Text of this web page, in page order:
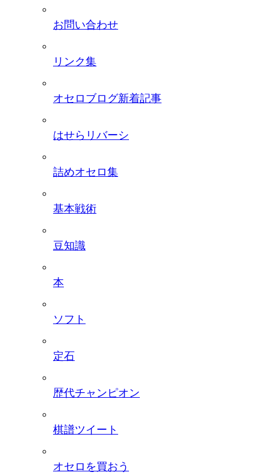
お問い合わせ
リンク集
オセロブログ新着記事
はせらリバーシ
詰めオセロ集
基本戦術
豆知識
本
ソフト
定石
歴代チャンピオン
棋譜ツイート
オセロを買おう